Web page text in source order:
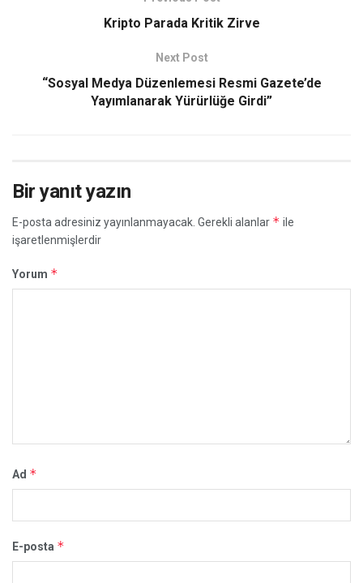
Kripto Parada Kritik Zirve
Next Post
“Sosyal Medya Düzenlemesi Resmi Gazete’de
Yayımlanarak Yürürlüğe Girdi”
Bir yanıt yazın
E-posta adresiniz yayınlanmayacak. Gerekli alanlar * ile
işaretlenmişlerdir
Yorum *
Ad *
E-posta *